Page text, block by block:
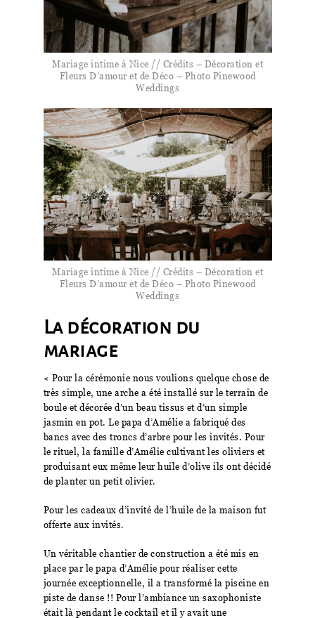
Mariage intime à Nice // Crédits – Décoration et
Fleurs D’amour et de Déco – Photo Pinewood
Weddings
Mariage intime à Nice // Crédits – Décoration et
Fleurs D’amour et de Déco – Photo Pinewood
Weddings
La décoration du
mariage
« Pour la cérémonie nous voulions quelque chose de
très simple, une arche a été installé sur le terrain de
boule et décorée d’un beau tissus et d’un simple
jasmin en pot. Le papa d’Amélie a fabriqué des
bancs avec des troncs d’arbre pour les invités. Pour
le rituel, la famille d’Amélie cultivant les oliviers et
produisant eux même leur huile d’olive ils ont décidé
de planter un petit olivier.
Pour les cadeaux d’invité de l’huile de la maison fut
offerte aux invités.
Un véritable chantier de construction a été mis en
place par le papa d’Amélie pour réaliser cette
journée exceptionnelle, il a transformé la piscine en
piste de danse !! Pour l’ambiance un saxophoniste
était là pendant le cocktail et il y avait une